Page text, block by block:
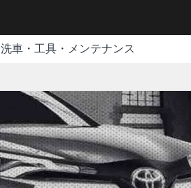
洗車・工具・メンテナンス